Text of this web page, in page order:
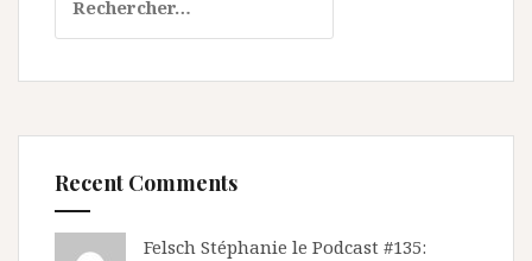
Recent Comments
Felsch Stéphanie le Podcast #135: